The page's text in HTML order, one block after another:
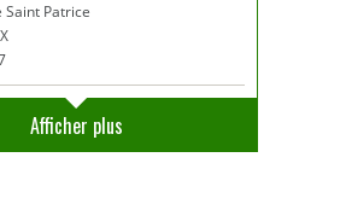
Saint Patrice
Afficher plus